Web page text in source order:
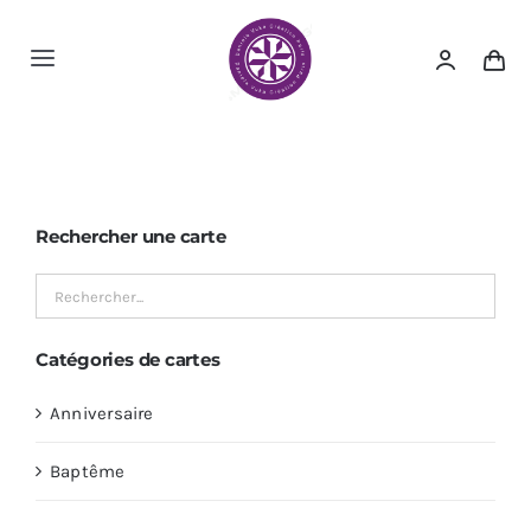
Toggle
Nous contacter
Rechercher une carte
Catégories de cartes
Anniversaire
Baptême